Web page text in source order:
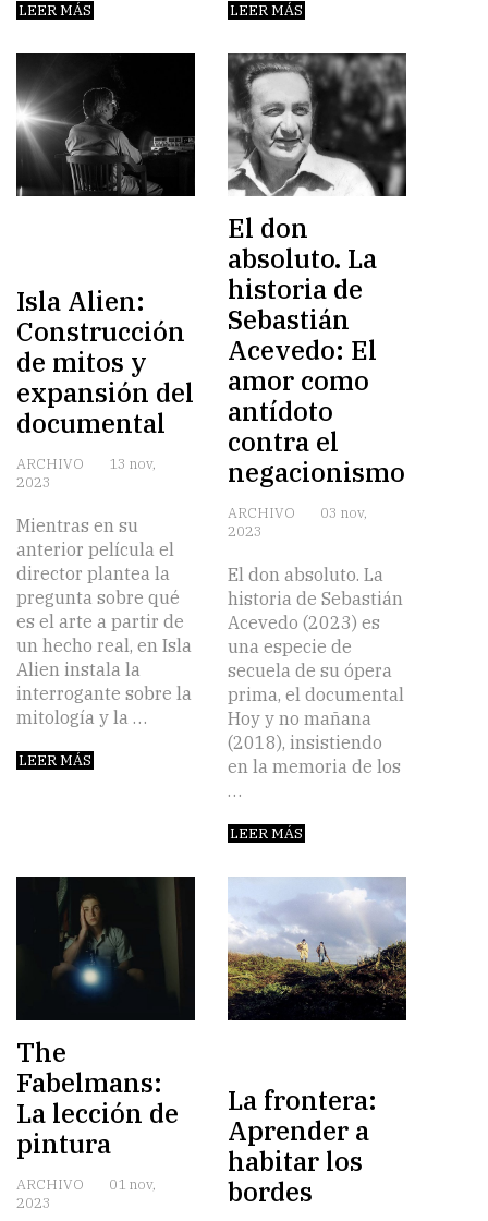
LEER MÁS LEER MÁS
Isla Alien:
Construcción
de mitos y
expansión del
documental
ARCHIVO
13 nov,
2023
Mientras en su
anterior película el
director plantea la
pregunta sobre qué
es el arte a partir de
un hecho real, en Isla
Alien instala la
interrogante sobre la
mitología y la …
LEER MÁS
El don
absoluto. La
historia de
Sebastián
Acevedo: El
amor como
antídoto
contra el
negacionismo
ARCHIVO
03 nov,
2023
El don absoluto. La
historia de Sebastián
Acevedo (2023) es
una especie de
secuela de su ópera
prima, el documental
Hoy y no mañana
(2018), insistiendo
en la memoria de los
…
LEER MÁS
The
Fabelmans:
La lección de
pintura
ARCHIVO
01 nov,
2023
La frontera:
Aprender a
habitar los
bordes